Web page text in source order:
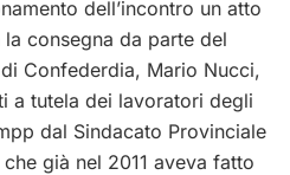
dell’incontro un atto
consegna da parte del
Confederdia, Mario Nucci,
a tutela dei lavoratori degli
dal Sindacato Provinciale
già nel 2011 aveva fatto